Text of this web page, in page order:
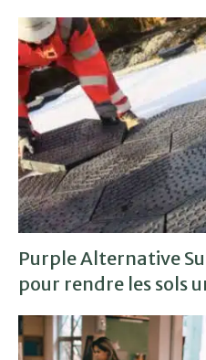
Purple Alternative
pour rendre les sols